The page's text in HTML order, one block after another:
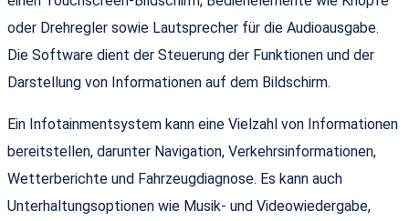
oder Drehregler sowie Lautsprecher für die Audioausgabe.
Die Software dient der Steuerung der Funktionen und der
Darstellung von Informationen auf dem Bildschirm.
Ein Infotainmentsystem kann eine Vielzahl von Informationen
bereitstellen, darunter Navigation, Verkehrsinformationen,
Wetterberichte und Fahrzeugdiagnose. Es kann auch
Unterhaltungsoptionen wie Musik- und Videowiedergabe,